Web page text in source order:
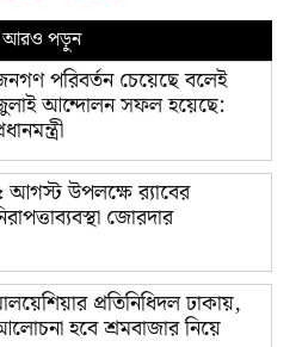
আরও পড়ুন
পরিবর্তন চেয়েছে বলেই
আন্দোলন সফল হয়েছে:
আগস্ট উপলক্ষে র‌্যাবের
জোরদার
প্রতিনিধিদল ঢাকায়,
হবে শ্রমবাজার নিয়ে